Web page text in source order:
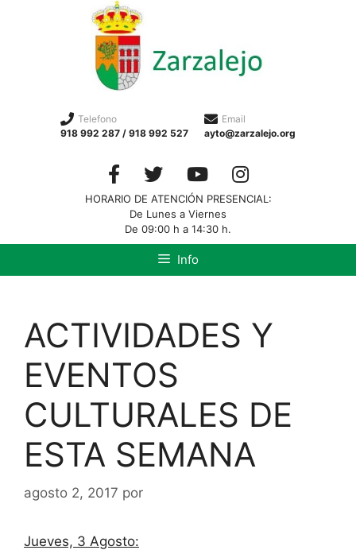
Telefono
918 992 287 / 918 992 527
Email
ayto@zarzalejo.org
HORARIO DE ATENCIÓN PRESENCIAL:
De Lunes a Viernes
De 09:00 h a 14:30 h.
Info
ACTIVIDADES Y
EVENTOS
CULTURALES DE
ESTA SEMANA
agosto 2, 2017 por
Jueves, 3 Agosto: